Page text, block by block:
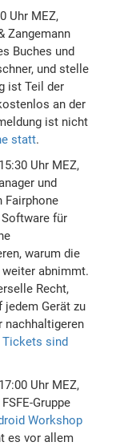
Uhr MEZ,
Zangemann
Buches und
und stelle
ist Teil der
an der
ist nicht
statt.
Uhr MEZ,
und
Fairphone
für
warum die
abnimmt.
Recht,
jedem Gerät zu
nachhaltigeren
Tickets sind
Uhr MEZ,
Gruppe
Workshop
es vor allem